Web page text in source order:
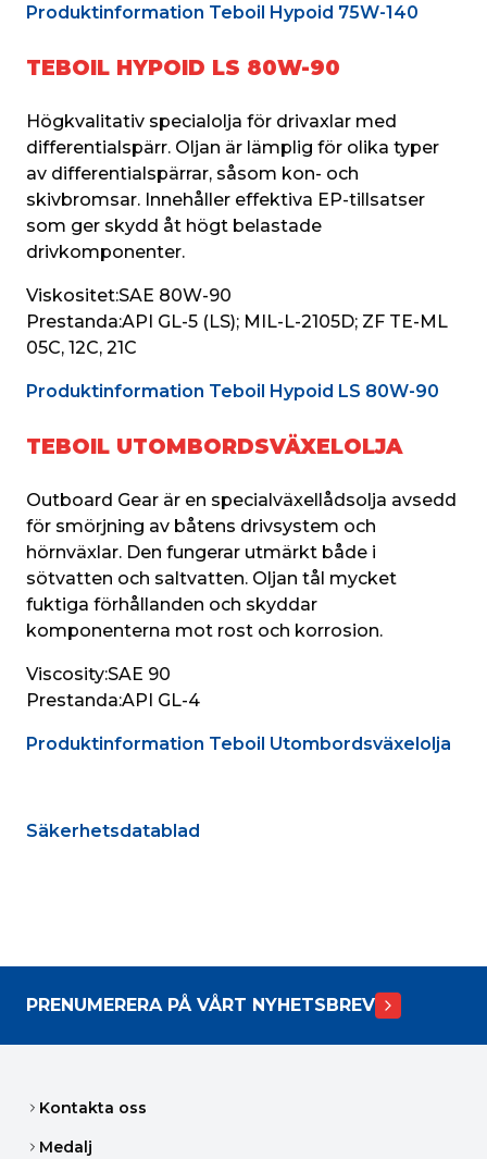
Produktinformation Teboil Hypoid 75W-140
TEBOIL HYPOID LS 80W-90
Högkvalitativ specialolja för drivaxlar med
differentialspärr. Oljan är lämplig för olika typer
av differentialspärrar, såsom kon- och
skivbromsar. Innehåller effektiva EP-tillsatser
som ger skydd åt högt belastade
drivkomponenter.
Viskositet:SAE 80W-90
Prestanda:API GL-5 (LS); MIL-L-2105D; ZF TE-ML
05C, 12C, 21C
Produktinformation Teboil Hypoid LS 80W-90
TEBOIL UTOMBORDSVÄXELOLJA
Outboard Gear är en specialväxellådsolja avsedd
för smörjning av båtens drivsystem och
hörnväxlar. Den fungerar utmärkt både i
sötvatten och saltvatten. Oljan tål mycket
fuktiga förhållanden och skyddar
komponenterna mot rost och korrosion.
Viscosity:SAE 90
Prestanda:API GL-4
Produktinformation Teboil Utombordsväxelolja
Säkerhetsdatablad
PRENUMERERA PÅ VÅRT NYHETSBREV
Kontakta oss
Medalj